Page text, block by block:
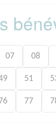
07 08
51
76 77